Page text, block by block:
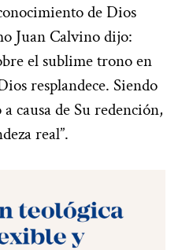
de Dios
Juan Calvino dijo:
el sublime trono en
resplandece. Siendo
causa de Su redención,
real”.